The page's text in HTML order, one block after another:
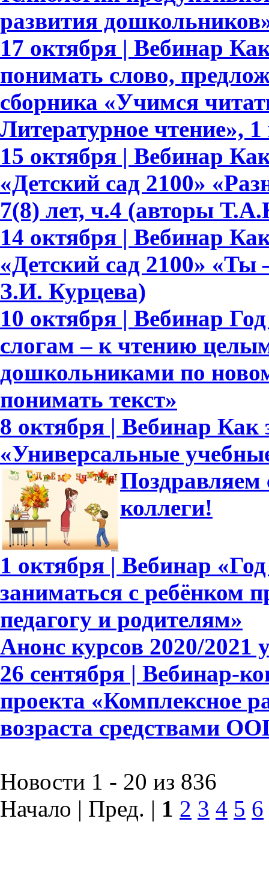
развития
17 октября | Вебинар
понимать слово,
сборника «Учимся
Литературное чтение», 1
15 октября | Вебинар
«Детский сад 2100»
7(8) лет, ч.4 (авторы
14 октября | Вебинар
«Детский сад 2100» «Ты
З.И. Курцева)
10 октября | Вебинар
слогам – к чтению
дошкольниками по
понимать текст»
8 октября | Вебинар Как
«Универсальные
Поздравляем
коллеги!
1 октября | Вебинар
заниматься с ребёнком
педагогу и родителям»
Анонс курсов 2020/2021
26 сентября | Вебинар-
проекта «Комплексное
возраста средствами
Новости 1 - 20 из 836
Начало | Пред. | 1 2 3 4 5 6